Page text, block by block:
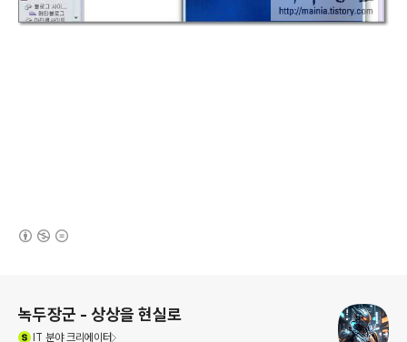
녹두장군 - 상상을 현실로
IT 분야 크리에이터